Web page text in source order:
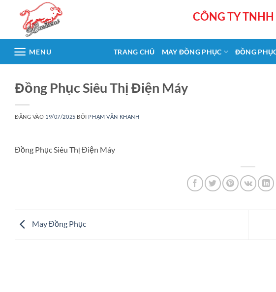
CÔNG TY
MENU TRANG CHỦ MAY ĐỒNG PHỤC ĐỒNG
Đồng Phục Siêu Thị Điện Máy
ĐĂNG VÀO 19/07/2025 BỞI PHẠM VĂN KHANH
Đồng Phục Siêu Thị Điện Máy
May Đồng Phục